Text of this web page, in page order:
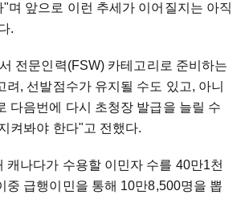
며 앞으로 이런 추세가 이어질지는 아직
.
전문인력(FSW) 카테고리로 준비하는
려, 선발점수가 유지될 수도 있고, 아니
다음번에 다시 초청장 발급을 늘릴 수
켜봐야 한다"고 전했다.
캐나다가 수용할 이민자 수를 40만1천
중 급행이민을 통해 10만8,500명을 뽑